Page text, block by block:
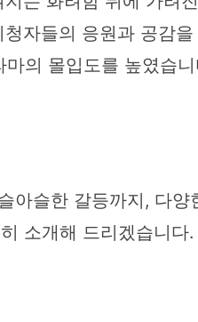
자들의 응원과 공감을
의 몰입도를 높였습니
아슬한 갈등까지, 다양
소개해 드리겠습니다.